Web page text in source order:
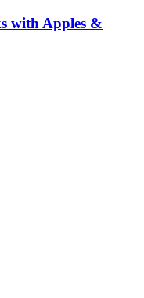
with Apples &